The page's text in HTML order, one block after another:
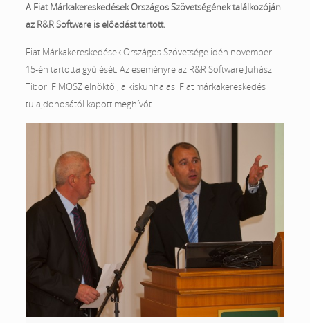
A Fiat Márkakereskedések Országos Szövetségének találkozóján
az R&R Software is előadást tartott.
Fiat Márkakereskedések Országos Szövetsége idén november
15-én tartotta gyűlését. Az eseményre az R&R Software Juhász
Tibor FIMOSZ elnöktől, a kiskunhalasi Fiat márkakereskedés
tulajdonosától kapott meghívót.